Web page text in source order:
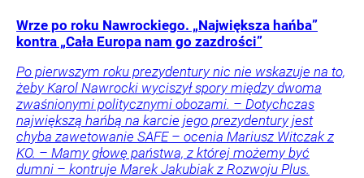
Wrze po roku Nawrockiego. „Największa hańba”
kontra „Cała Europa nam go zazdrości”
Po pierwszym roku prezydentury nic nie wskazuje na to,
żeby Karol Nawrocki wyciszył spory między dwoma
zwaśnionymi politycznymi obozami. – Dotychczas
największą hańbą na karcie jego prezydentury jest
chyba zawetowanie SAFE – ocenia Mariusz Witczak z
KO. – Mamy głowę państwa, z której możemy być
dumni – kontruje Marek Jakubiak z Rozwoju Plus.